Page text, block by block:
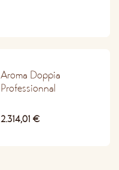
Aroma Doppia
Professionnal
2.314,01 €